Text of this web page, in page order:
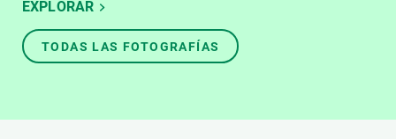
EXPLORAR
TODAS LAS FOTOGRAFÍAS